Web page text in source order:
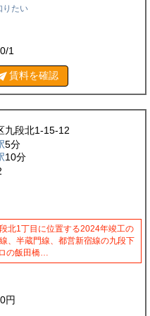
りたい
1
賃料を確認
九段北1-15-12
5分
10分
北1丁目に位置する2024年竣工の
、半蔵門線、都営新宿線の九段下
の飯田橋…
円